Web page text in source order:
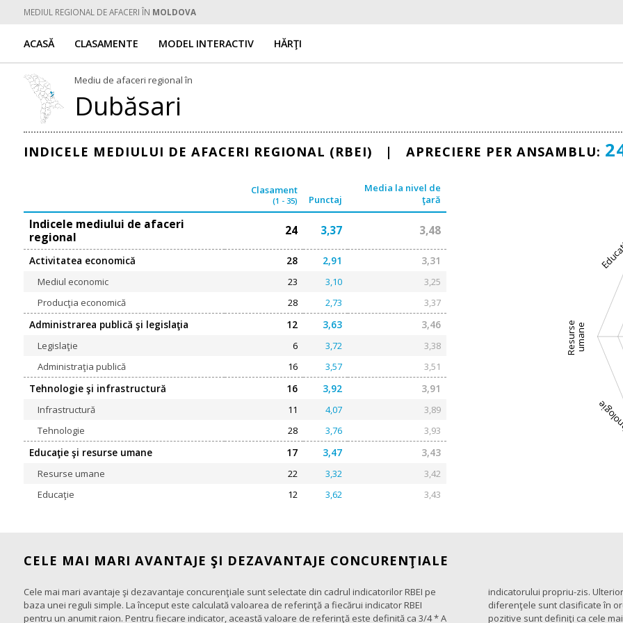
MEDIUL REGIONAL DE AFACERI ÎN MOLDOVA
ACASĂ CLASAMENTE MODEL INTERACTIV HĂRŢI
Mediu de afaceri regional în
Dubăsari
INDICELE MEDIULUI DE AFACERI REGIONAL (RBEI) | APRECIERE PER ANSAMBLU:
Clasament
(1 - 35) Punctaj
Media la nivel de
ţară
Indicele mediului de afaceri
regional
24 3,37 3,48
Activitatea economică 28 2,91 3,31
Mediul economic 23 3,10
3,25
Producţia economică
28 2,73 3,37
Administrarea publică şi legislaţia 12 3,63 3,46
Legislaţie 6 3,72
3,38
Administraţia publică
16 3,57 3,51
Tehnologie şi infrastructură 16 3,92 3,91
Infrastructură 11 4,07
3,89
Tehnologie
28 3,76 3,93
Educaţie şi resurse umane 17 3,47 3,43
Resurse umane 22 3,32
3,42
Educaţie
12 3,62 3,43
Resurseumane
CELE MAI MARI AVANTAJE ŞI DEZAVANTAJE CONCURENŢIALE
Cele mai mari avantaje şi dezavantaje concurenţiale sunt selectate din cadrul indicatorilor RBEI pe
baza unei reguli simple. La început este calculată valoarea de referinţă a fiecărui indicator RBEI
pentru un anumit raion. Pentru fiecare indicator, această valoare de referinţă este definită ca 3/4 * A
indicatorului propriu-zis. Ulterior, toţi indicatorii sunt comparaţi cu valoarea lor de referinţă, iar
diferenţele sunt clasificate în ordine descrescătoare. Cinci indicatori cu cele mai mari diferenţe
pozitive sunt definiţi ca cele mai mari avantaje concurenţiale, iar cinci indicatori cu cele mai mari